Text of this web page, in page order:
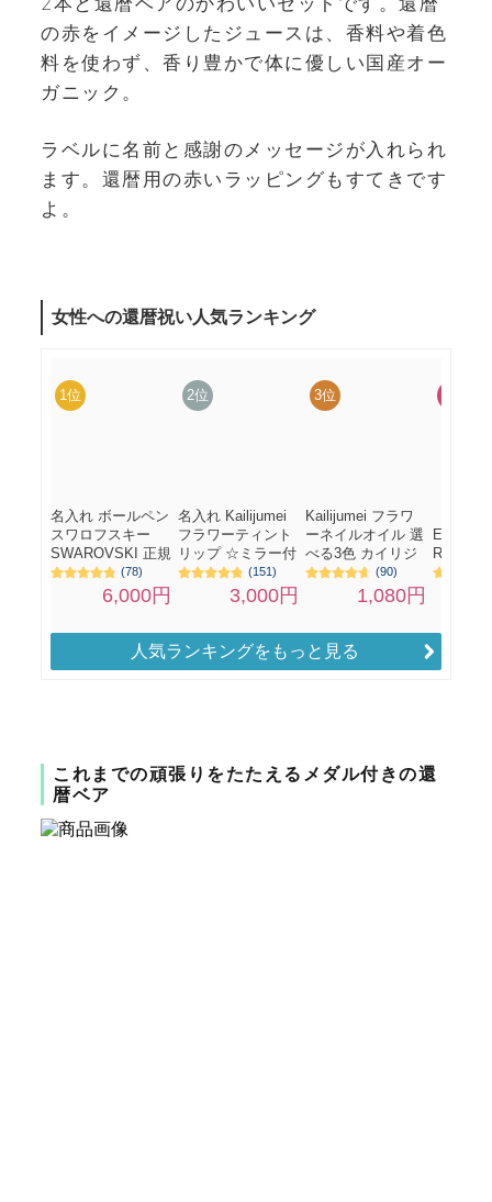
の赤をイメージしたジュースは、香料や着色
料を使わず、香り豊かで体に優しい国産オー
ガニック。
ラベルに名前と感謝のメッセージが入れられ
ます。還暦用の赤いラッピングもすてきです
よ。
人気ランキングをもっと見る
これまでの頑張りをたたえるメダル付きの還
暦ベア